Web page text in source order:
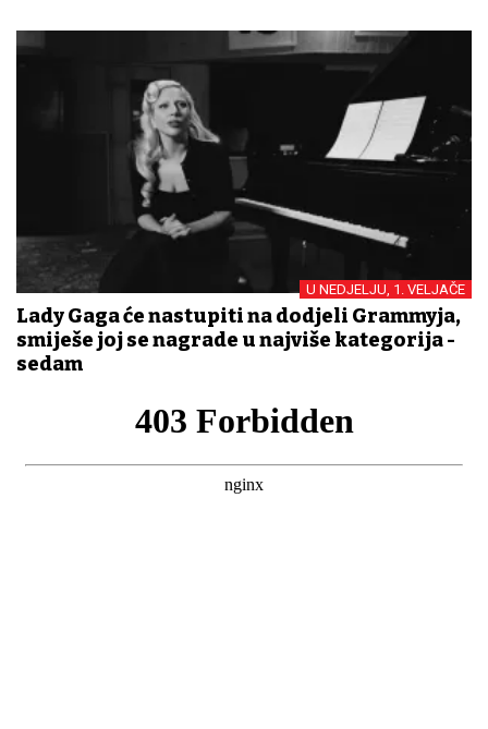
U NEDJELJU, 1. VELJAČE
Lady Gaga će nastupiti na dodjeli Grammyja,
smiješe joj se nagrade u najviše kategorija -
sedam